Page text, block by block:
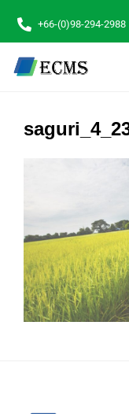
+66-(0)98-294-2988